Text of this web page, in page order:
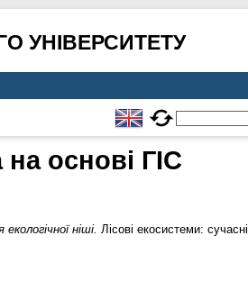
УНІВЕРСИТЕТУ
основі ГІС
ніші. Лісові екосистеми: сучасні